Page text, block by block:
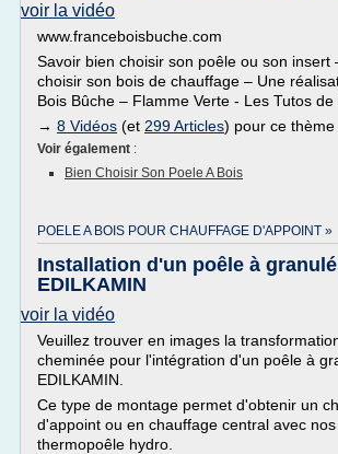
voir la vidéo
www.franceboisbuche.com
Savoir bien choisir son poêle ou son insert
choisir son bois de chauffage – Une
Bois Bûche – Flamme Verte - Les Tutos de
→ 8 Vidéos (et 299 Articles) pour ce thème
Voir également :
Bien Choisir Son Poele A Bois
POELE A BOIS POUR CHAUFFAGE D'APPOINT »
Installation d'un poêle à
EDILKAMIN
voir la vidéo
Veuillez trouver en images la
cheminée pour l'intégration d'un poêle à
EDILKAMIN.
Ce type de montage permet d'obtenir un
d'appoint ou en chauffage central avec
thermopoêle hydro.